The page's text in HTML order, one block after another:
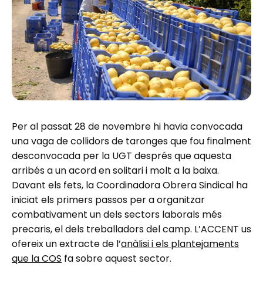
Per al passat 28 de novembre hi havia convocada
una vaga de collidors de taronges que fou finalment
desconvocada per la UGT després que aquesta
arribés a un acord en solitari i molt a la baixa.
Davant els fets, la Coordinadora Obrera Sindical ha
iniciat els primers passos per a organitzar
combativament un dels sectors laborals més
precaris, el dels treballadors del camp. L’ACCENT us
ofereix un extracte de l’anàlisi i els plantejaments
que la COS fa sobre aquest sector.